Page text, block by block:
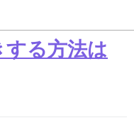
る方法は